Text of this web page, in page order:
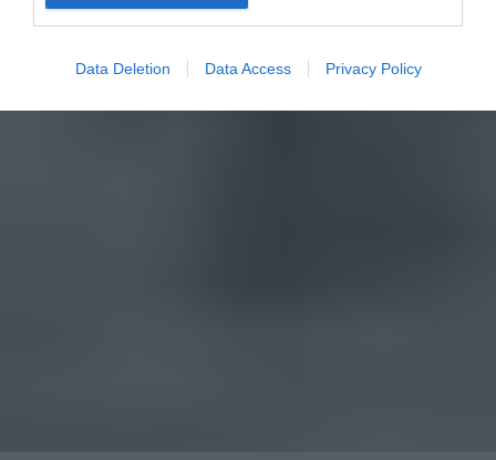
Data Deletion Data Access Privacy Policy